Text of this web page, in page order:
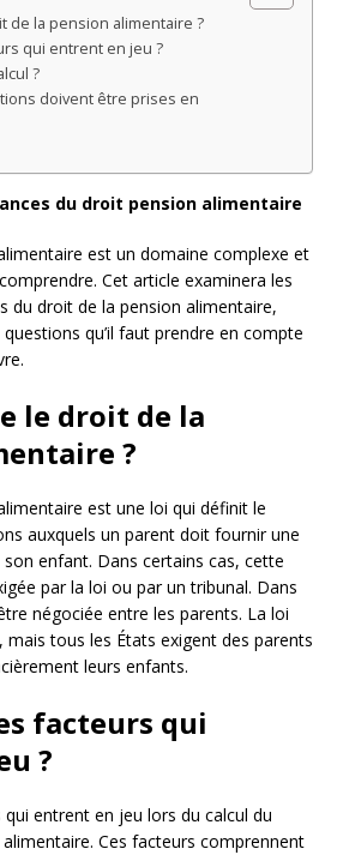
de la pension alimentaire ?
qui entrent en jeu ?
?
doivent être prises en
du droit pension alimentaire
est un domaine complexe et
Cet article examinera les
du droit de la pension alimentaire,
qu’il faut prendre en compte
le droit de la
?
est une loi qui définit le
auxquels un parent doit fournir une
enfant. Dans certains cas, cette
par la loi ou par un tribunal. Dans
négociée entre les parents. La loi
mais tous les États exigent des parents
leurs enfants.
facteurs qui
?
entrent en jeu lors du calcul du
Ces facteurs comprennent